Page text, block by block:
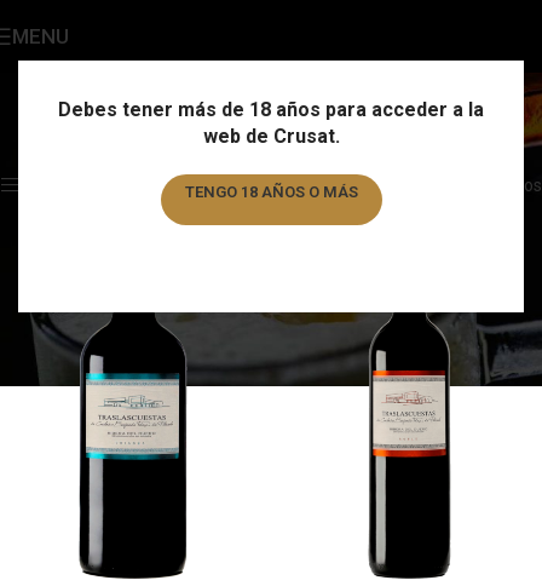
Debes tener más de 18 años para acceder a la
web de Crusat.
TENGO 18 AÑOS O MÁS
MENU Vinos
Vinos/Page 6 Showing 61–68 of 68 results
Filtros